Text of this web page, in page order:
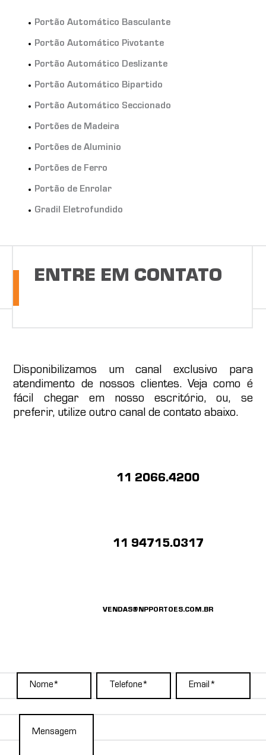
Portão Automático Basculante
Portão Automático Pivotante
Portão Automático Deslizante
Portão Automático Bipartido
Portão Automático Seccionado
Portões de Madeira
Portões de Aluminio
Portões de Ferro
Portão de Enrolar
Gradil Eletrofundido
ENTRE EM CONTATO
Disponibilizamos um canal exclusivo para
atendimento de nossos clientes. Veja como é
fácil chegar em nosso escritório, ou, se
preferir, utilize outro canal de contato abaixo.
11 2066.4200
11 94715.0317
VENDAS@NPPORTOES.COM.BR